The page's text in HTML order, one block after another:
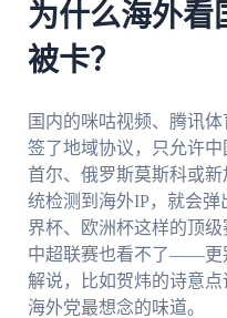
为什么海外看
被卡？
国内的咪咕视频、腾讯
签了地域协议，只允许
首尔、俄罗斯莫斯科或
统检测到海外IP，就会
界杯、欧洲杯这样的顶
中超联赛也看不了——更
解说，比如贺炜的诗意
海外党最想念的味道。